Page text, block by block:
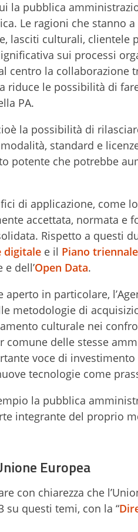
la pubblica
Le ragioni che
lasciti culturali, clientele
sui processi
centro la collaborazione
riduce le possibilità di
PA.
la possibilità di
standard e
potente che potrebbe
di applicazione, come
accettata, normata e
Rispetto a questi
digitale e il Piano
e dell’Open Data.
aperto in particolare,
metodologie di
culturale nei
comune delle stesse
voce di
tecnologie come
la pubblica
integrante del proprio
Europea
con chiarezza che
su questi temi, con la “